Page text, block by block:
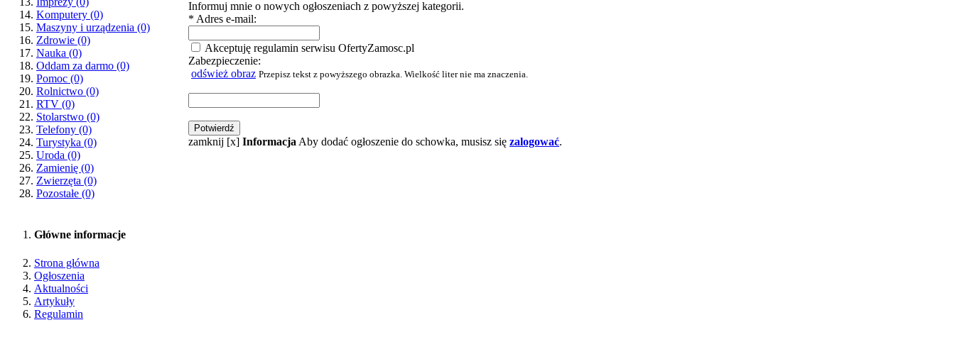
Komputery (0)
Maszyny i urządzenia (0)
Zdrowie (0)
Nauka (0)
Oddam za darmo (0)
Pomoc (0)
Rolnictwo (0)
RTV (0)
Stolarstwo (0)
Telefony (0)
Turystyka (0)
Uroda (0)
Zamienię (0)
Zwierzęta (0)
Pozostałe (0)
Informuj mnie o nowych ogłoszeniach z powyższej kategorii.
* Adres e-mail:
Akceptuję regulamin serwisu OfertyZamosc.pl
Zabezpieczenie:
odśwież obraz Przepisz tekst z powyższego obrazka. Wielkość liter nie ma znaczenia.
zamknij [x] Informacja Aby dodać ogłoszenie do schowka, musisz się zalogować.
Główne informacje
Strona główna
Ogłoszenia
Aktualności
Artykuły
Regulamin